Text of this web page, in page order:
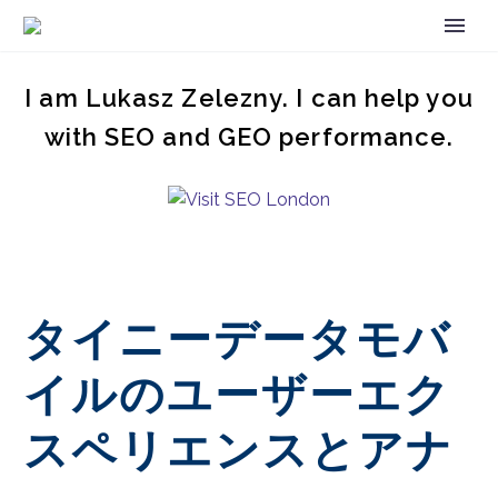
I am Lukasz Zelezny. I can help you
with SEO and GEO performance.
タイニーデータモバ
イルのユーザーエク
スペリエンスとアナ